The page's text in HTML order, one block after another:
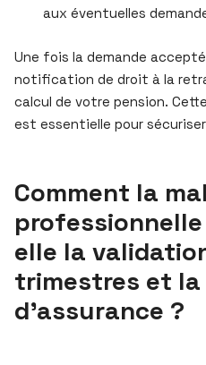
aux éventuelles
Une fois la demande
notification de droit à la
calcul de votre pension.
est essentielle pour
Comment la
elle la
trimestres et la
d’assurance ?